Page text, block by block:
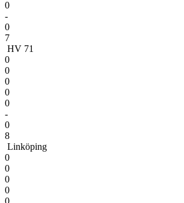
0
-
0
7
HV 71
0
0
0
0
0
-
0
8
Linköping
0
0
0
0
0